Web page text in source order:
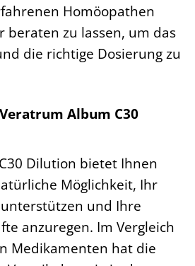
Homöopathen
beraten zu lassen, um das
die richtige Dosierung zu
Album C30
Dilution bietet Ihnen
Möglichkeit, Ihr
und Ihre
anzuregen. Im Vergleich
Medikamenten hat die